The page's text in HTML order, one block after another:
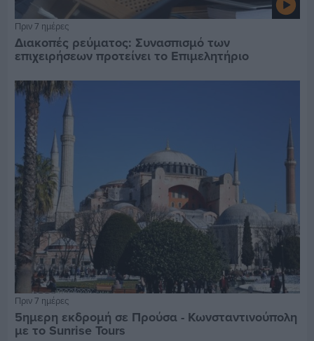
Πριν 7 ημέρες
Διακοπές ρεύματος: Συνασπισμό των
επιχειρήσεων προτείνει το Επιμελητήριο
Πριν 7 ημέρες
5ημερη εκδρομή σε Προύσα - Κωνσταντινούπολη
με το Sunrise Tours